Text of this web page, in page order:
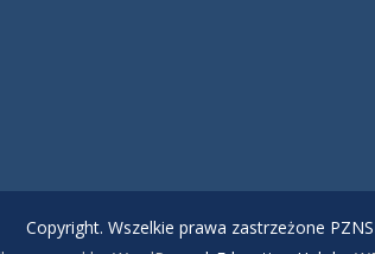
Copyright. Wszelkie prawa zastrzeżone